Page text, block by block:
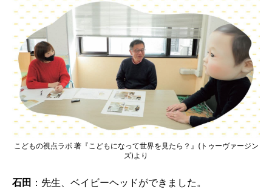
こどもの視点ラボ 著『こどもになって世界を見たら？』(トゥーヴァージン
ズ)より
石田 ：先生、ベイビーヘッドができました。